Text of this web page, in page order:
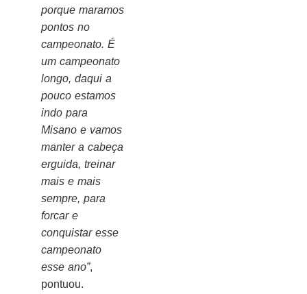
porque maramos
pontos no
campeonato. É
um campeonato
longo, daqui a
pouco estamos
indo para
Misano e vamos
manter a cabeça
erguida, treinar
mais e mais
sempre, para
forcar e
conquistar esse
campeonato
esse ano”,
pontuou.